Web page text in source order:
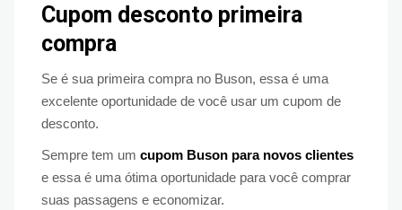
Cupom desconto primeira
compra
Se é sua primeira compra no Buson, essa é uma
excelente oportunidade de você usar um cupom de
desconto.
Sempre tem um cupom Buson para novos clientes
e essa é uma ótima oportunidade para você comprar
suas passagens e economizar.